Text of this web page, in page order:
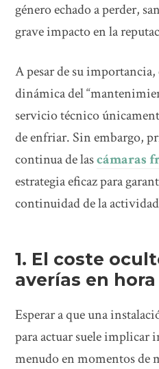
género echado a perder,
grave impacto en la
A pesar de su importancia,
dinámica del
servicio técnico
de enfriar. Sin embargo,
continua de lascámaras
estrategia eficaz para
continuidad de la
1. El coste
averías en
Esperar a que una
para actuar suele implicar
menudo en momentos de